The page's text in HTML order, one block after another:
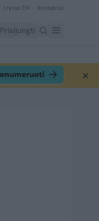
Lrytas EN Kontaktai
Prisijungti